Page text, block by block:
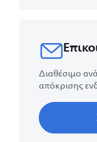
Διαθέσιμο
απόκρισης